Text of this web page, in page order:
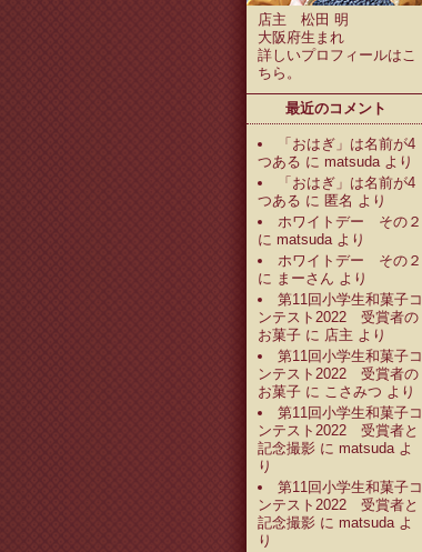
店主 松田 明
大阪府生まれ
詳しいプロフィールはこ
ちら 。
最近のコメント
「おはぎ」は名前が4
つある に matsudaより
「おはぎ」は名前が4
つある に 匿名 より
ホワイトデー その２
に matsudaより
ホワイトデー その２
に まーさん より
第11回小学生和菓子コ
ンテスト2022 受賞者の
お菓子 に 店主 より
第11回小学生和菓子コ
ンテスト2022 受賞者の
お菓子 に こさみつ より
第11回小学生和菓子コ
ンテスト2022 受賞者と
記念撮影 に matsudaよ
り
第11回小学生和菓子コ
ンテスト2022 受賞者と
記念撮影 に matsudaよ
り